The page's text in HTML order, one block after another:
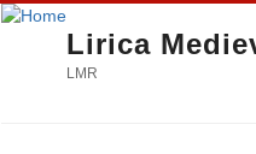
Lirica
LMR